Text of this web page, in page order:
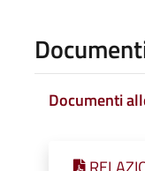
Documenti